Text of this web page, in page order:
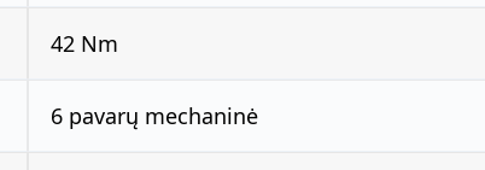
42 Nm
6 pavarų mechaninė